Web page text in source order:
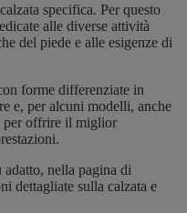
specifica. Per questo
alle diverse attività
del piede e alle esigenze di
forme differenziate in
e, per alcuni modelli, anche
per offrire il miglior
nella pagina di
dettagliate sulla calzata e